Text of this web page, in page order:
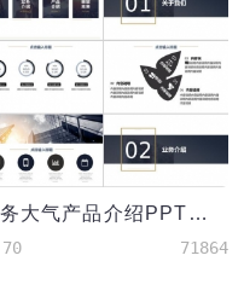
商务大气产品介绍PPT模板
70 71864